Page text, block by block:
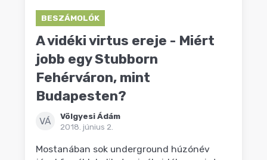
BESZÁMOLÓK
A vidéki virtus ereje - Miért
jobb egy Stubborn
Fehérváron, mint
Budapesten?
VÁ
Völgyesi Ádám
2018. június 2.
Mostanában sok underground húzónév